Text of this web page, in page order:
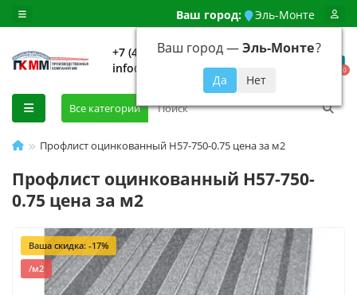
Ваш город: Эль-Монте
Ваш город —Эль-Монте?
+7 (499) 648-92-94
info@evroshtaketnikmoskva.ru
0
Все категории
Профлист оцинкованный H57-750-0.75 цена за м2
Профлист оцинкованный H57-750-
0.75 цена за м2
Ваша скидка: -17%
/м2